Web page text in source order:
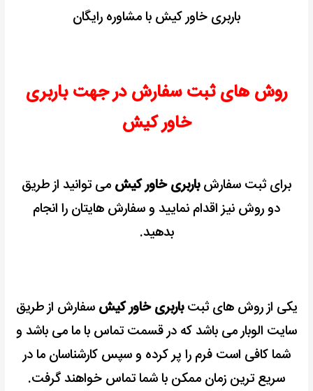
باربری خاور کیش با مشاوره رایگان
روش های ثبت سفارش در جهت باربری
خاور کیش
برای ثبت سفارشباربری خاور کیش می توانید از طریق
دو روش نیز اقدام نمایید و سفارش هایتان را انجام
بدهید.
یکی از روش های ثبتباربری خاور کیش سفارش از طریق
سایت الوبار می باشد که در قسمت تماس با ما می باشد و
شما کافی است فرم را پر کرده و سپس کارشناسان ما در
سریع ترین زمان ممکن با شما تماس خواهند گرفت.